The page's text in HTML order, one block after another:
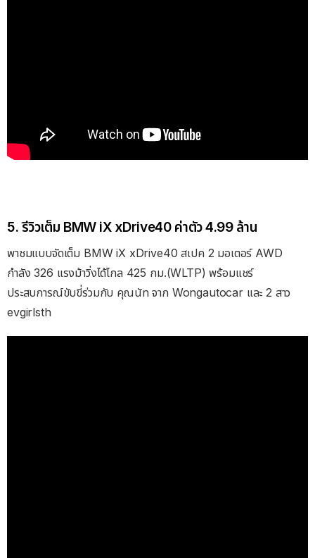
5. รีวิวเต็ม BMW iX xDrive40 ค่าตัว 4.99 ล้าน
พาชมแบบจัดเต็ม BMW iX xDrive40 สเปค 2 มอเตอร์ AWD
กำลัง 326 แรงม้าวิ่งได้ไกล 425 กม.(WLTP) พร้อมแชร์
ประสบการณ์ขับขี่ร่วมกับ คุณนัท จาก Wongautocar และ 2 สาว
evgirlsth